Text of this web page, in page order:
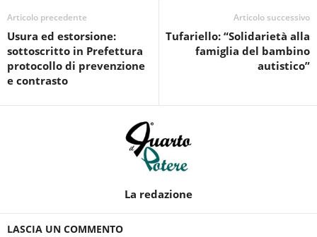
Articolo precedente
Usura ed estorsione:
sottoscritto in Prefettura
protocollo di prevenzione
e contrasto
Articolo successivo
Tufariello: “Solidarietà alla
famiglia del bambino
autistico”
La redazione
LASCIA UN COMMENTO